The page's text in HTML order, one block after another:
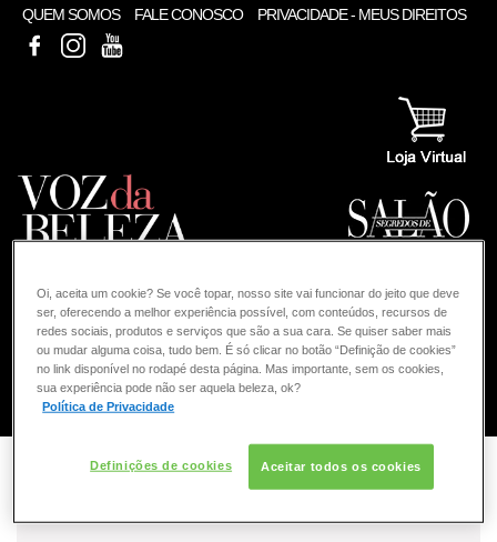
QUEM SOMOS FALE CONOSCO
PRIVACIDADE - MEUS DIREITOS
FACEBOOKINSTAGRAM
COMO POSSO AJUDAR? DÚVIDAS SOBRE:
VOZ DA BELEZA L'ORÉAL PROFESSIONNEL
Busca para: colorir os cabelos
Oi, aceita um cookie? Se você topar, nosso site vai funcionar do jeito que deve
ser, oferecendo a melhor experiência possível, com conteúdos, recursos de
redes sociais, produtos e serviços que são a sua cara. Se quiser saber mais
ou mudar alguma coisa, tudo bem. É só clicar no botão “Definição de cookies”
no link disponível no rodapé desta página. Mas importante, sem os cookies,
sua experiência pode não ser aquela beleza, ok?
Política de Privacidade
Definições de cookies Aceitar todos os cookies